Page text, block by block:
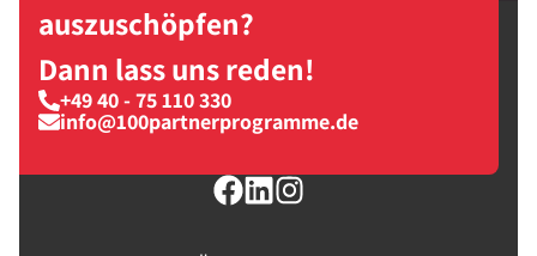
auszuschöpfen?
Dann lass uns reden!
+49 40 - 75 110 330
info@100partnerprogramme.de